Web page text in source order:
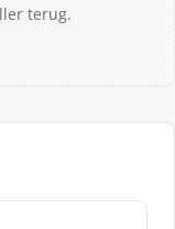
terug.